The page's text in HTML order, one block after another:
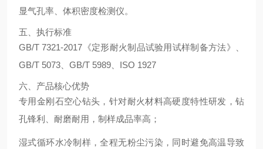
显气孔率、体积密度检测仪。
五、执行标准
GB/T 7321-2017《定形耐火制品试验用试样制备方法》、
GB/T 5073、GB/T 5989、ISO 1927
六、产品核心优势
专用金刚石空心钻头，针对耐火材料高硬度特性研发，钻
孔锋利、耐磨耐用，制样成品率高；
湿式循环水冷制样，全程无粉尘污染，同时避免高温导致